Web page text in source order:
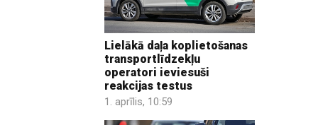
Lielākā daļa koplietošanas
transportlīdzekļu
operatori ieviesuši
reakcijas testus
1. aprīlis, 10:59